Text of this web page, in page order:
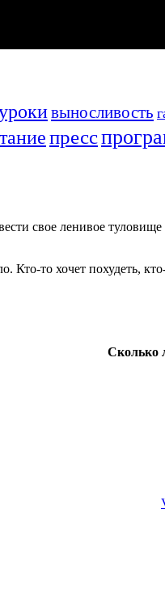
выносливость
пресс
свое ленивое туловище
Кто-то хочет похудеть,
Сколько